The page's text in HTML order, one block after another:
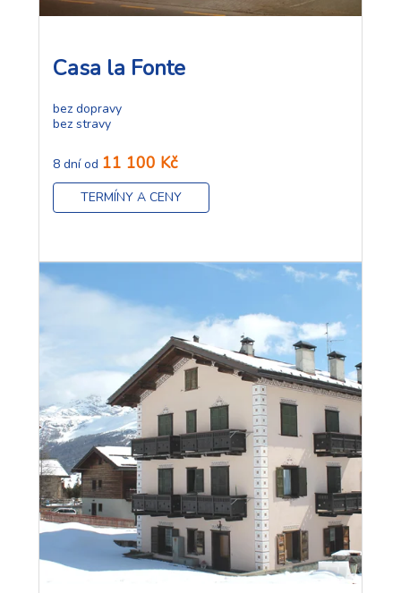
Casa la Fonte
bez dopravy
bez stravy
8 dní od 11 100 Kč
TERMÍNY A CENY